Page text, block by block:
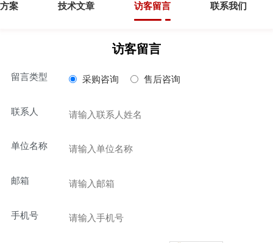
案 技术文章 访客留言 联系我们
访客留言
留言类型 采购咨询 售后咨询
联系人
单位名称
邮箱
手机号